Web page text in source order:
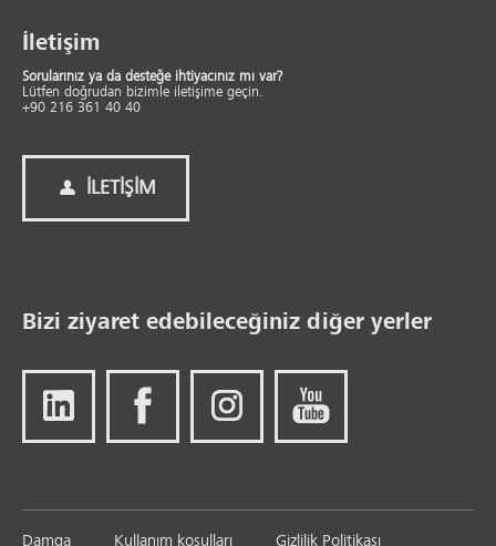
İletişim
Sorularınız ya da desteğe ihtiyacınız mı var?
Lütfen doğrudan bizimle iletişime geçin.
+90 216 361 40 40
İLETIŞIM
Bizi ziyaret edebileceğiniz diğer yerler
Damga Kullanım koşulları Gizlilik Politikası